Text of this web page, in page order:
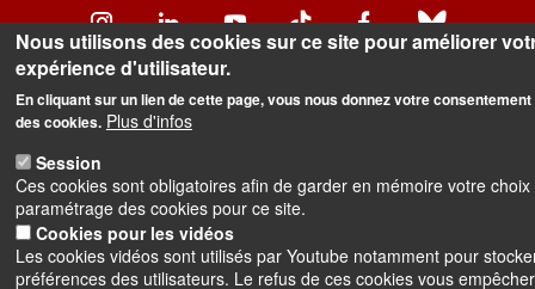
InstagramLinkedInYoutubeTikTokFacebook
Cookies
Intranet Mentions légales
Nous utilisons des cookies sur ce site pour améliorer
expérience d'utilisateur.
En cliquant sur un lien de cette page, vous nous donnez votre
des cookies. Plus d'infos
Session
Ces cookies sont obligatoires afin de garder en mémoire votre choix
paramétrage des cookies pour ce site.
Cookies pour les vidéos
Les cookies vidéos sont utilisés par Youtube notamment pour
préférences des utilisateurs. Le refus de ces cookies vous